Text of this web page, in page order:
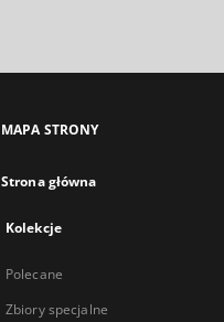
MAPA STRONY
Strona główna
Kolekcje
Polecane
Zbiory specjalne